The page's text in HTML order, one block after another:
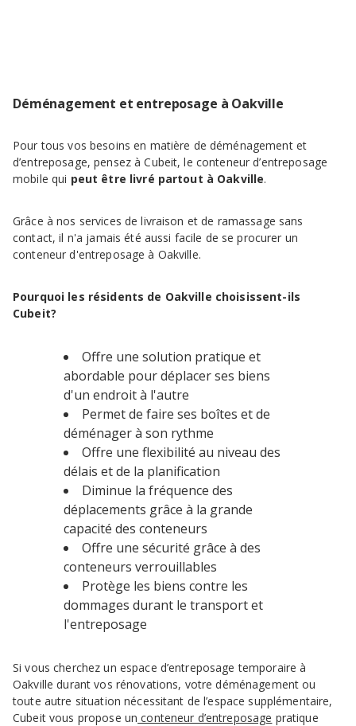
Déménagement et entreposage à Oakville
Pour tous vos besoins en matière de déménagement et
d’entreposage, pensez à Cubeit, le conteneur d’entreposage
mobile qui peut être livré partout à Oakville.
Grâce à nos services de livraison et de ramassage sans
contact, il n'a jamais été aussi facile de se procurer un
conteneur d'entreposage à Oakville.
Pourquoi les résidents de Oakville choisissent-ils
Cubeit?
Offre une solution pratique et
abordable pour déplacer ses biens
d'un endroit à l'autre
Permet de faire ses boîtes et de
déménager à son rythme
Offre une flexibilité au niveau des
délais et de la planification
Diminue la fréquence des
déplacements grâce à la grande
capacité des conteneurs
Offre une sécurité grâce à des
conteneurs verrouillables
Protège les biens contre les
dommages durant le transport et
l'entreposage
Si vous cherchez un espace d’entreposage temporaire à
Oakville durant vos rénovations, votre déménagement ou
toute autre situation nécessitant de l’espace supplémentaire,
Cubeit vous propose un conteneur d’entreposage pratique